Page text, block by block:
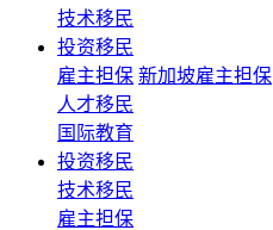
技术移民
投资移民
雇主担保 新加坡雇主担保
人才移民
国际教育
投资移民
技术移民
雇主担保